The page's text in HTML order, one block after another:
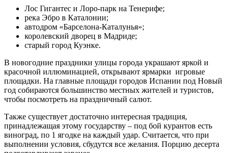
Лос Гигантес и Лоро-парк на Тенерифе;
река Эбро в Каталонии;
автодром «Барселона-Каталунья»;
королевский дворец в Мадриде;
старый город Куэнке.
В новогодние праздники улицы города украшают яркой и
красочной иллюминацией, открывают ярмарки игровые
площадки. На главные площади городов Испании под Новый
год собираются большинство местных жителей и туристов,
чтобы посмотреть на праздничный салют.
Также существует достаточно интересная традиция,
принадлежащая этому государству – под бой курантов есть
виноград, по 1 ягодке на каждый удар. Считается, что при
выполнении условия, сбудутся все желания. Порцию десерта